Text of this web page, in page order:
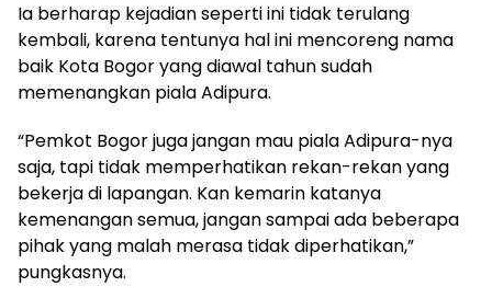
Ia berharap kejadian seperti ini tidak terulang
kembali, karena tentunya hal ini mencoreng nama
baik Kota Bogor yang diawal tahun sudah
memenangkan piala Adipura.
“Pemkot Bogor juga jangan mau piala Adipura-nya
saja, tapi tidak memperhatikan rekan-rekan yang
bekerja di lapangan. Kan kemarin katanya
kemenangan semua, jangan sampai ada beberapa
pihak yang malah merasa tidak diperhatikan,”
pungkasnya.